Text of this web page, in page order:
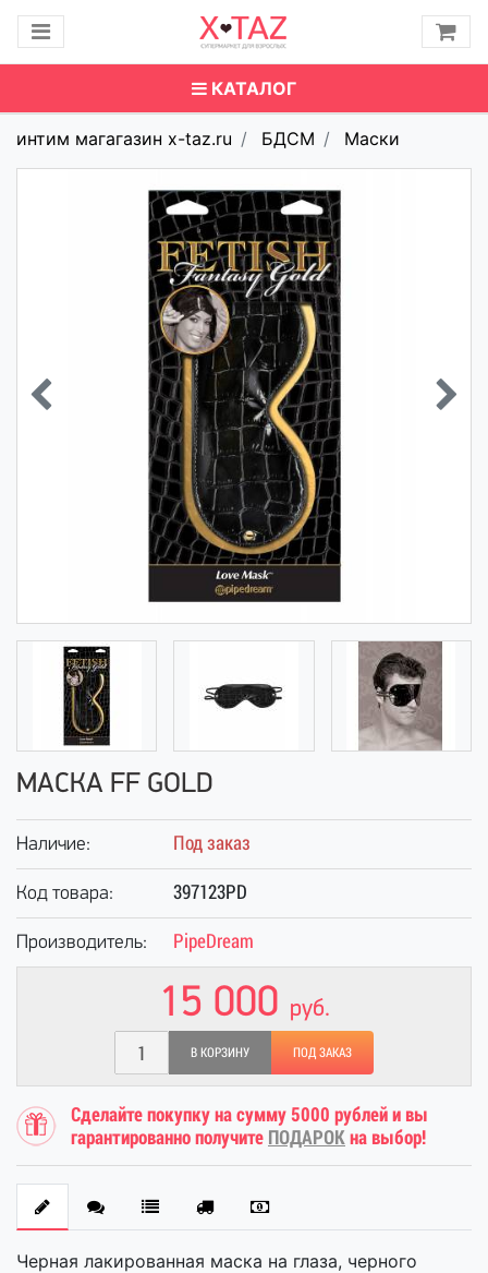
КАТАЛОГ
интим магагазин x-taz.ru БДСМ Маски
МАСКА FF GOLD
Наличие: Под заказ
Код товара: 397123PD
Производитель: PipeDream
15 000 руб.
В КОРЗИНУ ПОД ЗАКАЗ
Сделайте покупку на сумму 5000 рублей и вы
гарантированно получите ПОДАРОК на выбор!
Черная лакированная маска на глаза, черного